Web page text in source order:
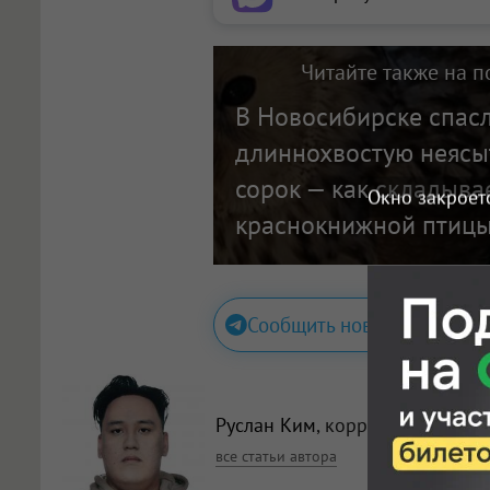
Читайте также на
В Новосибирске
длиннохвостую
сорок — как
краснокнижной
Сообщить новость
Руслан Ким, корреспондент
все статьи автора
Окно